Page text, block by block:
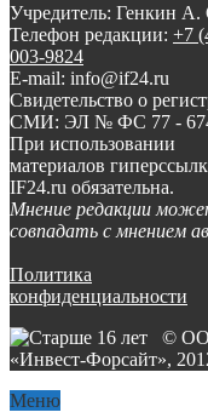
Учредитель: Генкин А.
Телефон редакции: +7
003-9824
E-mail: info@if24.ru
Свидетельство о
СМИ: ЭЛ № ФС 77 -
При использовании
материалов
IF24.ru обязательна.
Мнение редакции
совпадать с мнением
Политика
конфиденциальности
©
«Инвест-Форсайт»,
Меню